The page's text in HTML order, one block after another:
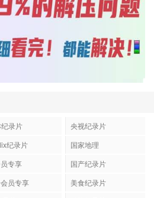
录片
央视纪录片
纪录片
国家地理
专享
国产纪录片
员专享
美食纪录片